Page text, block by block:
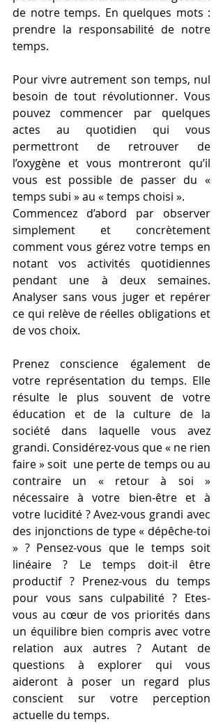
de notre temps. En quelques mots :
prendre la responsabilité de notre
temps.
Pour vivre autrement son temps, nul
besoin de tout révolutionner. Vous
pouvez commencer par quelques
actes au quotidien qui vous
permettront de retrouver de
l’oxygène et vous montreront qu’il
vous est possible de passer du «
temps subi » au « temps choisi ».
Commencez d’abord par observer
simplement et concrètement
comment vous gérez votre temps en
notant vos activités quotidiennes
pendant une à deux semaines.
Analyser sans vous juger et repérer
ce qui relève de réelles obligations et
de vos choix.
Prenez conscience également de
votre représentation du temps. Elle
résulte le plus souvent de votre
éducation et de la culture de la
société dans laquelle vous avez
grandi. Considérez-vous que « ne rien
faire » soit  une perte de temps ou au
contraire un « retour à soi »
nécessaire à votre bien-être et à
votre lucidité ? Avez-vous grandi avec
des injonctions de type « dépêche-toi
» ? Pensez-vous que le temps soit
linéaire ? Le temps doit-il être
productif ? Prenez-vous du temps
pour vous sans culpabilité ? Etes-
vous au cœur de vos priorités dans
un équilibre bien compris avec votre
relation aux autres ? Autant de
questions à explorer qui vous
aideront à poser un regard plus
conscient sur votre perception
actuelle du temps.